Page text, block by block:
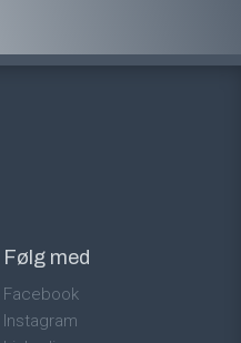
Følg med
Facebook
Instagram